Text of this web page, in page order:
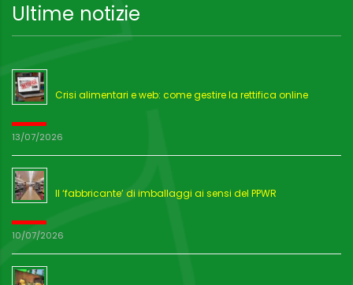
Ultime notizie
Crisi alimentari e web: come gestire la rettifica online
13/07/2026
Il ‘fabbricante’ di imballaggi ai sensi del PPWR
10/07/2026